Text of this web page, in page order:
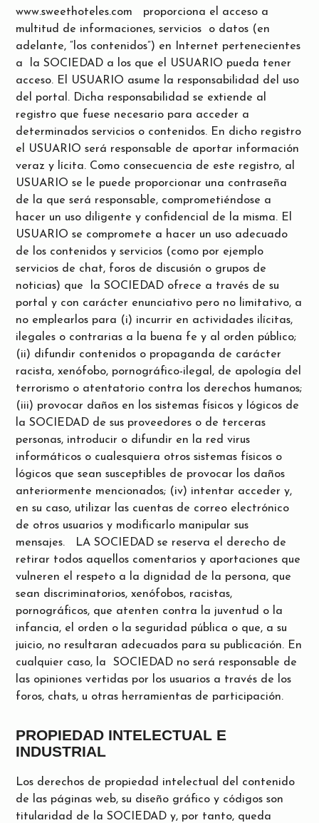
www.sweethoteles.com proporciona el acceso a
multitud de informaciones, servicios o datos (en
adelante, “los contenidos”) en Internet pertenecientes
a la SOCIEDAD a los que el USUARIO pueda tener
acceso. El USUARIO asume la responsabilidad del uso
del portal. Dicha responsabilidad se extiende al
registro que fuese necesario para acceder a
determinados servicios o contenidos. En dicho registro
el USUARIO será responsable de aportar información
veraz y lícita. Como consecuencia de este registro, al
USUARIO se le puede proporcionar una contraseña
de la que será responsable, comprometiéndose a
hacer un uso diligente y confidencial de la misma. El
USUARIO se compromete a hacer un uso adecuado
de los contenidos y servicios (como por ejemplo
servicios de chat, foros de discusión o grupos de
noticias) que la SOCIEDAD ofrece a través de su
portal y con carácter enunciativo pero no limitativo, a
no emplearlos para (i) incurrir en actividades ilícitas,
ilegales o contrarias a la buena fe y al orden público;
(ii) difundir contenidos o propaganda de carácter
racista, xenófobo, pornográfico-ilegal, de apología del
terrorismo o atentatorio contra los derechos humanos;
(iii) provocar daños en los sistemas físicos y lógicos de
la SOCIEDAD de sus proveedores o de terceras
personas, introducir o difundir en la red virus
informáticos o cualesquiera otros sistemas físicos o
lógicos que sean susceptibles de provocar los daños
anteriormente mencionados; (iv) intentar acceder y,
en su caso, utilizar las cuentas de correo electrónico
de otros usuarios y modificarlo manipular sus
mensajes.
LA SOCIEDAD se reserva el derecho de
retirar todos aquellos comentarios y aportaciones que
vulneren el respeto a la dignidad de la persona, que
sean discriminatorios, xenófobos, racistas,
pornográficos, que atenten contra la juventud o la
infancia, el orden o la seguridad pública o que, a su
juicio, no resultaran adecuados para su publicación. En
cualquier caso, la SOCIEDAD no será responsable de
las opiniones vertidas por los usuarios a través de los
foros, chats, u otras herramientas de participación.
PROPIEDAD INTELECTUAL E
INDUSTRIAL
Los derechos de propiedad intelectual del contenido
de las páginas web, su diseño gráfico y códigos son
titularidad de la SOCIEDAD y, por tanto, queda